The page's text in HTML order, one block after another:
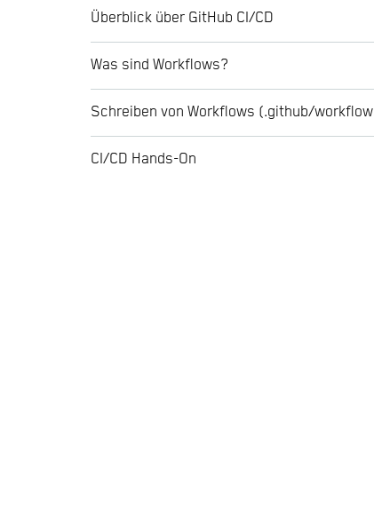
Überblick über GitHub CI/CD
Was sind Workflows?
Schreiben von Workflows (.github/
CI/CD Hands-On